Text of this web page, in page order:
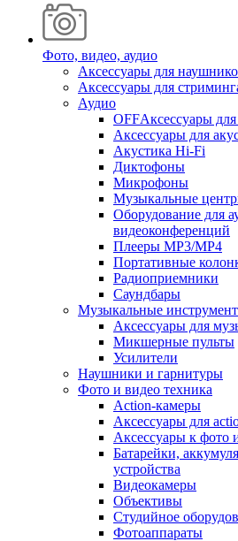
Фото, видео, аудио
Аксессуары для
Аксессуары для
Аудио
OFFАксессуары
Аксессуары для
Акустика Hi-Fi
Диктофоны
Микрофоны
Музыкальные
Оборудование для
видеоконференций
Плееры MP3/MP4
Портативные
Радиоприемники
Саундбары
Музыкальные
Аксессуары для
Микшерные пульты
Усилители
Наушники и гарнитуры
Фото и видео техника
Action-камеры
Аксессуары для
Аксессуары к фото
Батарейки,
устройства
Видеокамеры
Объективы
Студийное
Фотоаппараты